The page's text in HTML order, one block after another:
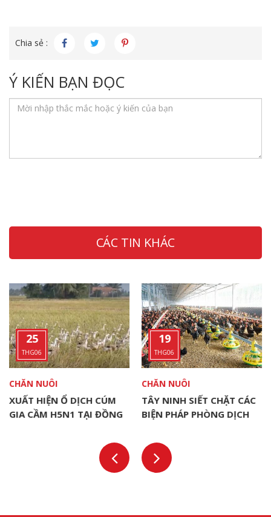
Chia sẻ :
Ý KIẾN BẠN ĐỌC
CÁC TIN KHÁC
25
THG06
CHĂN NUÔI
XUẤT HIỆN Ổ DỊCH CÚM
GIA CẦM H5N1 TẠI ĐỒNG
19
THG06
CHĂN NUÔI
TÂY NINH SIẾT CHẶT CÁC
BIỆN PHÁP PHÒNG DỊCH